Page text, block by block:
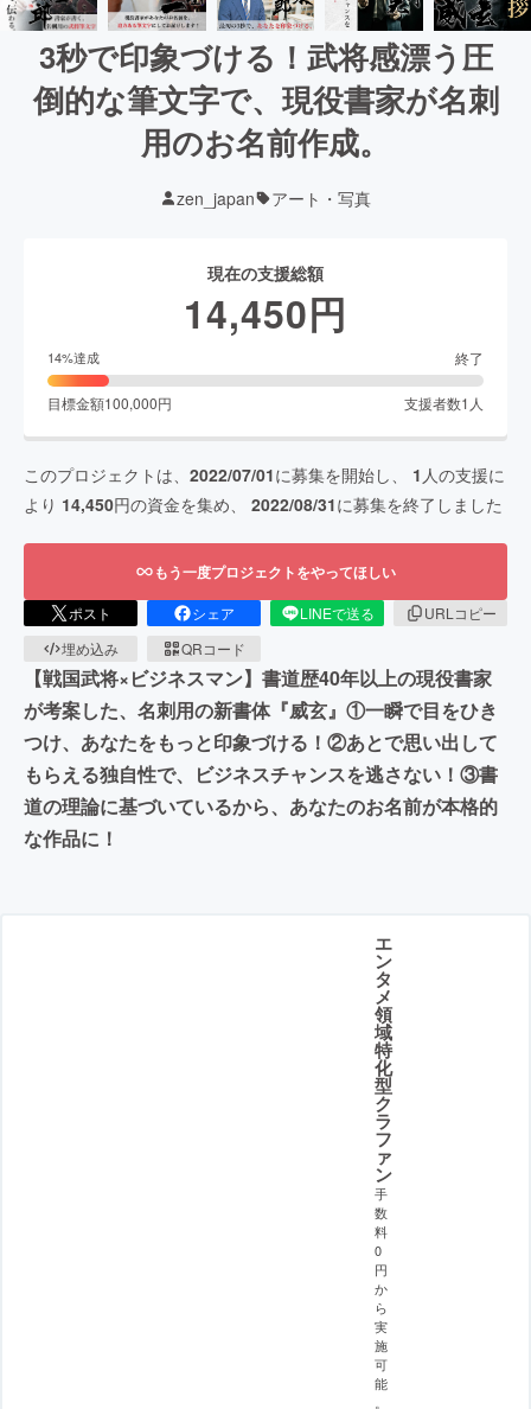
3秒で印象づける！武将感漂う圧
倒的な筆文字で、現役書家が名刺
用のお名前作成。
zen_japan アート・写真
現在の支援総額
14,450円
14%達成 終了
目標金額100,000円 支援者数1 人
このプロジェクトは、 2022/07/01に募集を開始し、 1 人の支援に
より 14,450円の資金を集め、 2022/08/31に募集を終了しました
もう一度プロジェクトをやってほしい
ポスト シェア LINEで送る
URLコピー
埋め込み
QRコード
【戦国武将×ビジネスマン】書道歴40年以上の現役書家
が考案した、名刺用の新書体『威玄』①一瞬で目をひき
つけ、あなたをもっと印象づける！②あとで思い出して
もらえる独自性で、ビジネスチャンスを逃さない！③書
道の理論に基づいているから、あなたのお名前が本格的
な作品に！
エ
ン
タ
メ
領
域
特
化
型
ク
ラ
フ
ァ
ン
手
数
料
0
円
か
ら
実
施
可
能